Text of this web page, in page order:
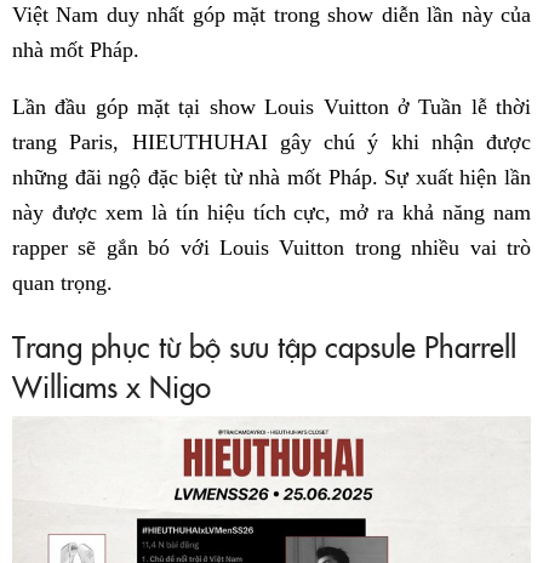
Việt Nam duy nhất góp mặt trong show diễn lần này của
nhà mốt Pháp.
Lần đầu góp mặt tại show Louis Vuitton ở Tuần lễ thời
trang Paris, HIEUTHUHAI gây chú ý khi nhận được
những đãi ngộ đặc biệt từ nhà mốt Pháp. Sự xuất hiện lần
này được xem là tín hiệu tích cực, mở ra khả năng nam
rapper sẽ gắn bó với Louis Vuitton trong nhiều vai trò
quan trọng.
Trang phục từ bộ sưu tập capsule Pharrell
Williams x Nigo